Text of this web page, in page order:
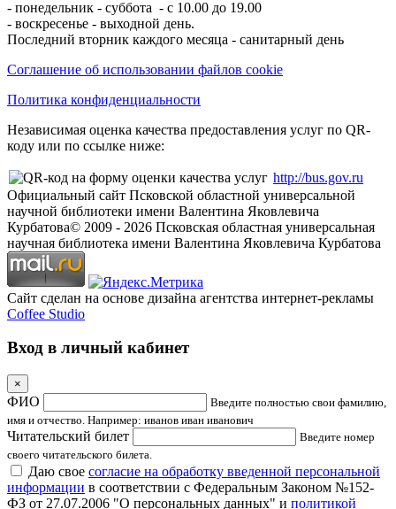
- понедельник - суббота - с 10.00 до 19.00
- воскресенье - выходной день.
Последний вторник каждого месяца - санитарный день
Соглашение об использовании файлов cookie
Политика конфиденциальности
Независимая оценка качества предоставления услуг по QR-
коду или по ссылке ниже:
http://bus.gov.ru
Официальный сайт Псковской областной универсальной
научной библиотеки имени Валентина Яковлевича
Курбатова© 2009 - 2026 Псковская областная универсальная
научная библиотека имени Валентина Яковлевича Курбатова
Сайт сделан на основе дизайна агентства интернет-рекламы
Coffee Studio
Вход в личный кабинет
×
ФИО
Введите полностью свои фамилию,
имя и отчество. Например: иванов иван иванович
Читательский билет
Введите номер
своего читательского билета.
Даю свое согласие на обработку введенной персональной
информации в соответствии с Федеральным Законом №152-
ФЗ от 27.07.2006 "О персональных данных" и политикой